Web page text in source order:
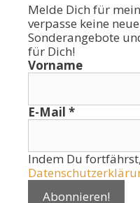
Melde Dich für
verpasse keine
Sonderangebote
für Dich!
Vorname
E-Mail *
Indem Du